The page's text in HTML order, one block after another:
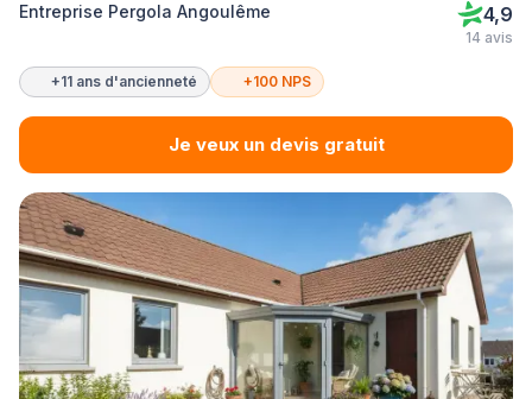
Entreprise Pergola Angoulême 4,9
14 avis
+11 ans d'ancienneté +100 NPS
Je veux un devis gratuit